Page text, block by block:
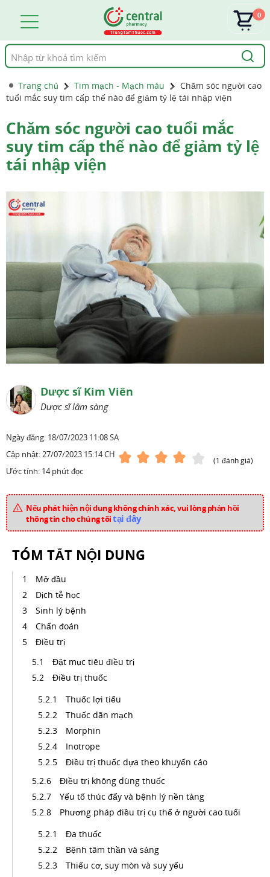
Tìm
kiếm
0
Trang chủ Tim mạch - Mạch máu
Chăm sóc người cao
tuổi mắc suy tim cấp thế nào để giảm tỷ lệ tái nhập viện
Chăm sóc người cao tuổi mắc
suy tim cấp thế nào để giảm tỷ lệ
tái nhập viện
Dược sĩ Kim Viên
Dược sĩ lâm sàng
Ngày đăng: 18/07/2023 11:08 SA
Cập nhật:27/07/2023 15:14 CH
Ước tính: 14 phút đọc
(1 đánh giá)
Nếu phát hiện nội dung không chính xác, vui lòng phản hồi
thông tin cho chúng tôitại đây
TÓM TẮT NỘI DUNG
Mở đầu
Dịch tễ học
Sinh lý bệnh
Chẩn đoán
Điều trị
Đặt mục tiêu điều trị
Điều trị thuốc
Thuốc lợi tiểu
Thuốc dãn mạch
Morphin
Inotrope
Điều trị thuốc dựa theo khuyến cáo
Điều trị không dùng thuốc
Yếu tố thúc đẩy và bệnh lý nền tảng
Phương pháp điều trị cụ thể ở người cao tuổi
Đa thuốc
Bệnh tâm thần và sảng
Thiếu cơ, suy mòn và suy yếu